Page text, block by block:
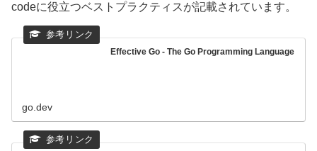
codeに役立つベストプラクティスが記載されています。
Effective Go - The Go Programming Language
go.dev